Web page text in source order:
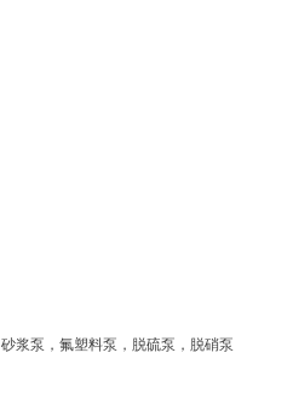
砂浆泵，氟塑料泵，脱硫泵，脱硝泵